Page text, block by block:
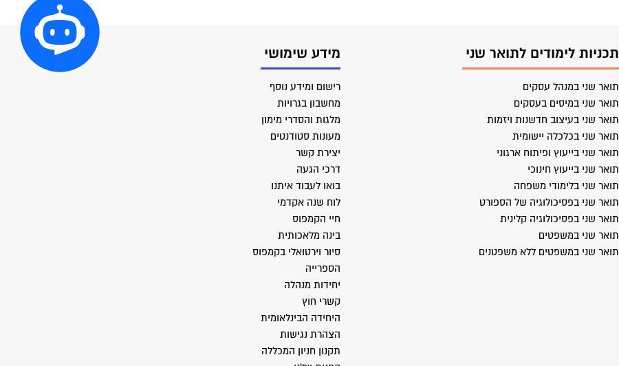
תכניות לימודים לתואר שני
תואר שני במנהל עסקים
תואר שני במיסים בעסקים
תואר שני בעיצוב חדשנות ויזמות
תואר שני בכלכלה יישומית
תואר שני בייעוץ ופיתוח ארגוני
תואר שני בייעוץ חינוכי
תואר שני בלימודי משפחה
תואר שני בפסיכולוגיה של הספורט
תואר שני בפסיכולוגיה קלינית
תואר שני במשפטים
תואר שני במשפטים ללא משפטנים
מידע שימושי
רישום ומידע נוסף
מחשבון בגרויות
מלגות והסדרי מימון
מעונות סטודנטים
יצירת קשר
דרכי הגעה
בואו לעבוד איתנו
לוח שנה אקדמי
חיי הקמפוס
בינה מלאכותית
סיור וירטואלי בקמפוס
הספרייה
יחידות מנהלה
קשרי חוץ
היחידה הבינלאומית
הצהרת נגישות
תקנון חניון המכללה